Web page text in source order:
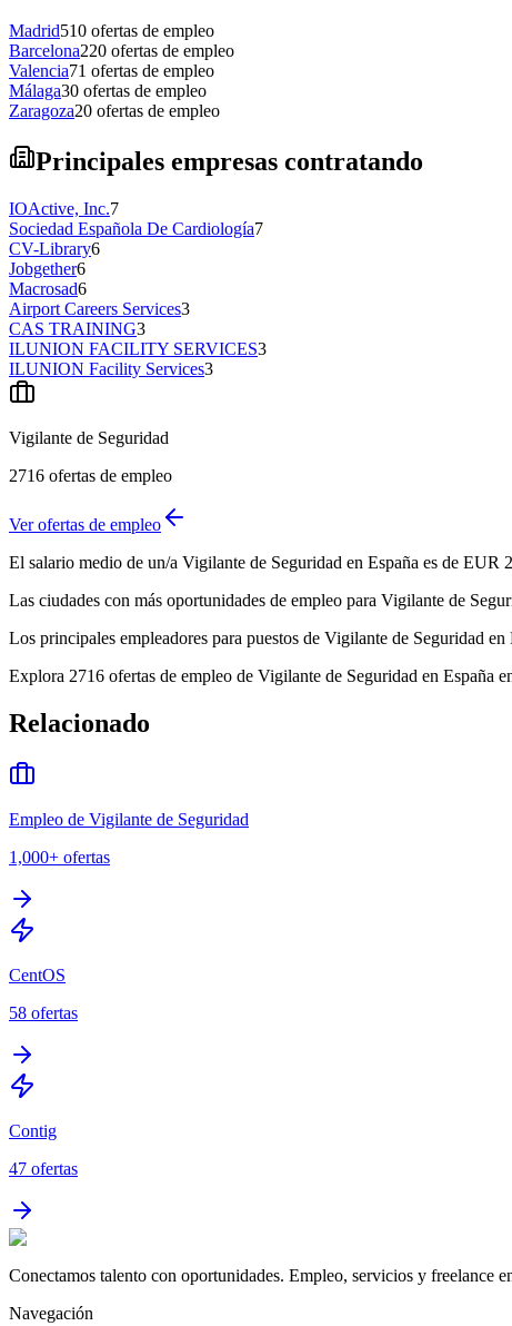
Madrid510 ofertas de empleo
Barcelona220 ofertas de empleo
Valencia71 ofertas de empleo
Málaga30 ofertas de empleo
Zaragoza20 ofertas de empleo
Principales empresas contratando
IOActive, Inc.7
Sociedad Española De Cardiología7
CV-Library6
Jobgether6
Macrosad6
Airport Careers Services3
CAS TRAINING3
ILUNION FACILITY SERVICES3
ILUNION Facility Services3
Vigilante de Seguridad
2716 ofertas de empleo
Ver ofertas de empleo
El salario medio de un/a Vigilante de Seguridad en España es de
Las ciudades con más oportunidades de empleo para Vigilante de
Los principales empleadores para puestos de Vigilante de Seguridad
Explora 2716 ofertas de empleo de Vigilante de Seguridad en España
Relacionado
Empleo de Vigilante de Seguridad
1,000+ ofertas
CentOS
58 ofertas
Contig
47 ofertas
Conectamos talento con oportunidades. Empleo, servicios y freelance
Navegación